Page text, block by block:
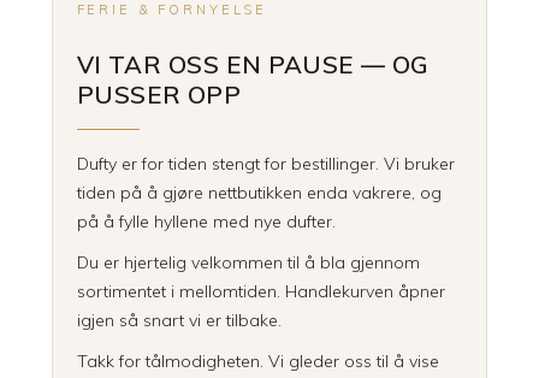
FERIE & FORNYELSE
VI TAR OSS EN PAUSE — OG
PUSSER OPP
Dufty er for tiden stengt for bestillinger. Vi bruker
tiden på å gjøre nettbutikken enda vakrere, og
på å fylle hyllene med nye dufter.
Du er hjertelig velkommen til å bla gjennom
sortimentet i mellomtiden. Handlekurven åpner
igjen så snart vi er tilbake.
Takk for tålmodigheten. Vi gleder oss til å vise